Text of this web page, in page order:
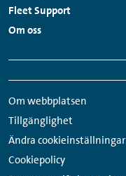
Links:
Fleet Support
Links:
Om oss
sidfot
Om webbplatsen
Tillgänglighet
Ändra cookieinställningar
Cookiepolicy
medier-
länkar